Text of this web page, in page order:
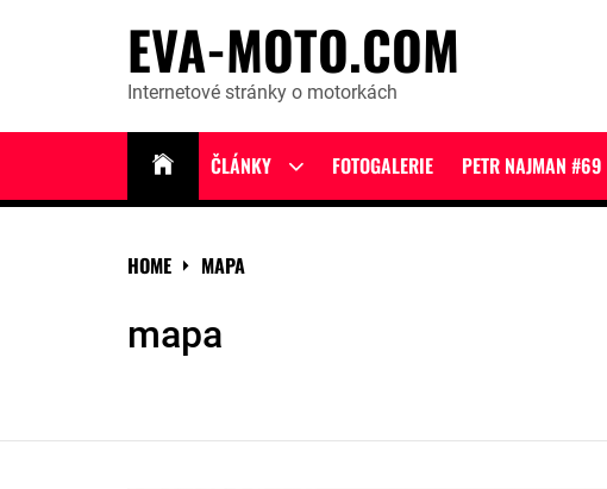
EVA-MOTO.COM
Internetové stránky o motorkách
ČLÁNKY
Show
menu
FOTOGALERIE PETR NAJMAN #69
HOME MAPA
mapa